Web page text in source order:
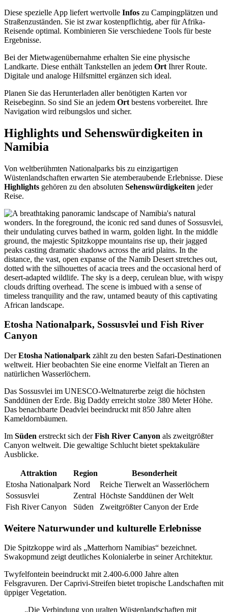
Diese spezielle App liefert wertvolle Infos zu Campingplätzen und
Straßenzuständen. Sie ist zwar kostenpflichtig, aber für Afrika-
Reisende optimal. Kombinieren Sie verschiedene Tools für beste
Ergebnisse.
Bei der Mietwagenübernahme erhalten Sie eine physische
Landkarte. Diese enthält Tankstellen an jedem Ort Ihrer Route.
Digitale und analoge Hilfsmittel ergänzen sich ideal.
Planen Sie das Herunterladen aller benötigten Karten vor
Reisebeginn. So sind Sie an jedem Ort bestens vorbereitet. Ihre
Navigation wird reibungslos und sicher.
Highlights und Sehenswürdigkeiten in
Namibia
Von weltberühmten Nationalparks bis zu einzigartigen
Wüstenlandschaften erwarten Sie atemberaubende Erlebnisse. Diese
Highlights gehören zu den absoluten Sehenswürdigkeiten jeder
Reise.
Etosha Nationalpark, Sossusvlei und Fish River
Canyon
DerEtosha Nationalpark zählt zu den besten Safari-Destinationen
weltweit. Hier beobachten Sie eine enorme Vielfalt an Tieren an
natürlichen Wasserlöchern.
Das Sossusvlei im UNESCO-Weltnaturerbe zeigt die höchsten
Sanddünen der Erde. Big Daddy erreicht stolze 380 Meter Höhe.
Das benachbarte Deadvlei beeindruckt mit 850 Jahre alten
Kameldornbäumen.
Im Süden erstreckt sich derFish River Canyon als zweitgrößter
Canyon weltweit. Die gewaltige Schlucht bietet spektakuläre
Ausblicke.
Attraktion Region
Besonderheit
Etosha Nationalpark Nord
Reiche Tierwelt an Wasserlöchern
Sossusvlei
Zentral Höchste Sanddünen der Welt
Fish River Canyon
Süden Zweitgrößter Canyon der Erde
Weitere Naturwunder und kulturelle Erlebnisse
Die Spitzkoppe wird als „Matterhorn Namibias“ bezeichnet.
Swakopmund zeigt deutliches Kolonialerbe in seiner Architektur.
Twyfelfontein beeindruckt mit 2.400-6.000 Jahre alten
Felsgravuren. Der Caprivi-Streifen bietet tropische Landschaften mit
üppiger Vegetation.
„Die Verbindung von uralten Wüstenlandschaften mit